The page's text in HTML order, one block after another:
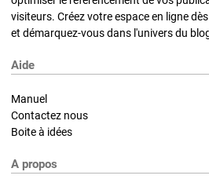
visiteurs. Créez votre espace en ligne
et démarquez-vous dans l'univers du
Aide
Manuel
Contactez nous
Boite à idées
A propos